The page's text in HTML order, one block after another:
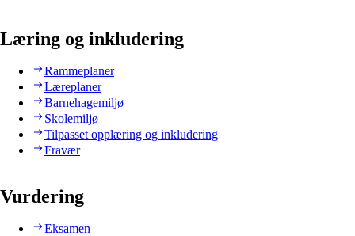
Læring og inkludering
Rammeplaner
Læreplaner
Barnehagemiljø
Skolemiljø
Tilpasset opplæring og inkludering
Fravær
Vurdering
Eksamen